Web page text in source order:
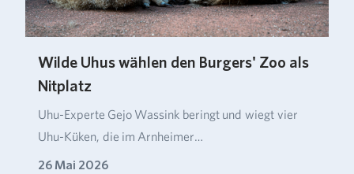
Wilde Uhus wählen den Burgers' Zoo als
Nitplatz
Uhu-Experte Gejo Wassink beringt und wiegt vier
Uhu-Küken, die im Arnheimer…
26 Mai 2026